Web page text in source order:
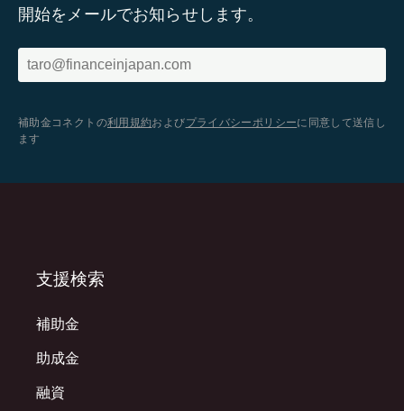
開始をメールでお知らせします。
補助金コネクトの利用規約およびプライバシーポリシーに同意して送信し
ます
支援検索
補助金
助成金
融資